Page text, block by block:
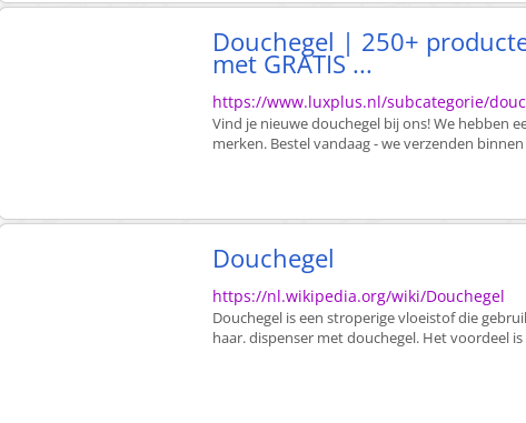
Douchegel | 250+
met GRATIS ...
https://www.luxplus.nl/subcategorie/
Vind je nieuwe douchegel bij ons! We hebben
merken. Bestel vandaag - we verzenden
Douchegel
https://nl.wikipedia.org/wiki/Douchegel
Douchegel is een stroperige vloeistof die
haar. dispenser met douchegel. Het voordeel